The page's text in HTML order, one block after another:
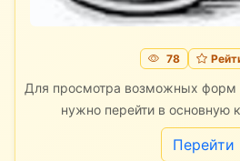
78
Для просмотра возможных форм
нужно перейти в основную
Перейти